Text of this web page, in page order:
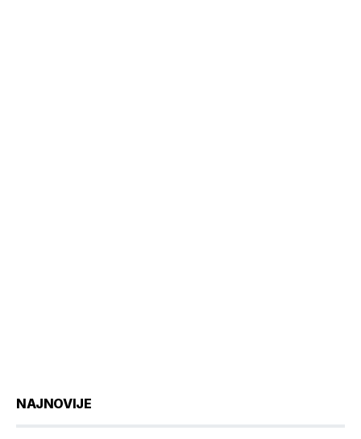
NAJNOVIJE